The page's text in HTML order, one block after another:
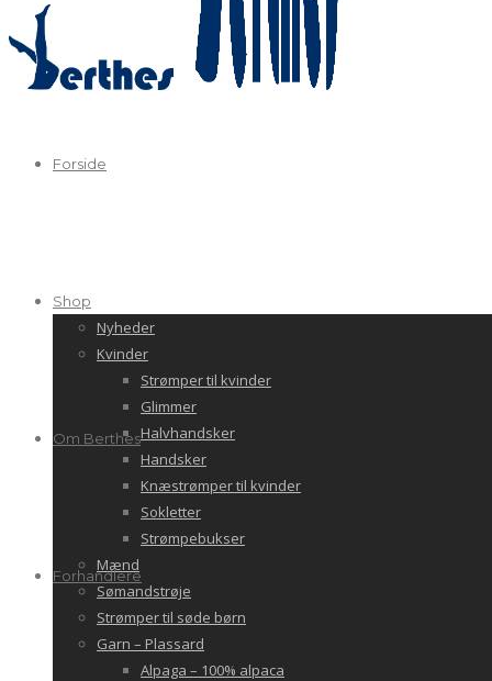
Forside
Shop
Nyheder
Kvinder
Strømper til kvinder
Glimmer
Halvhandsker
Handsker
Knæstrømper til kvinder
Sokletter
Strømpebukser
Mænd
Sømandstrøje
Strømper til søde børn
Garn – Plassard
Alpaga – 100% alpaca
Om Berthes
Forhandlere